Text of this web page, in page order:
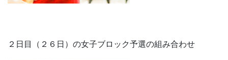
２日目（２６日）の女子ブロック予選の組み合わせ